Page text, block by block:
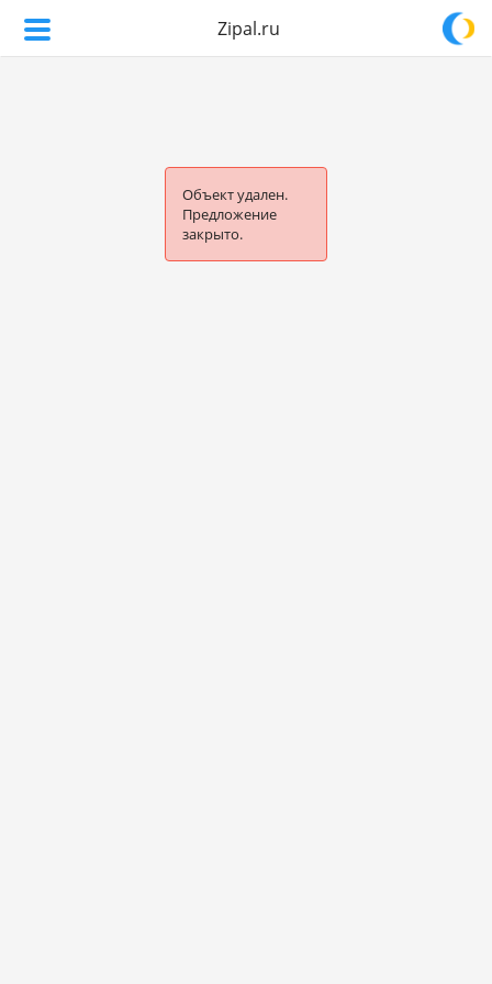
Zipal.ru
Объект удален.
Предложение
закрыто.